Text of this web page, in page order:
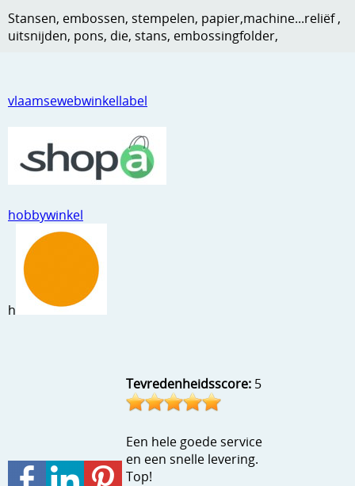
Leuke versieringen
Netjes opbergen
Ponsen
Snijmaterialen
Speciaal papier
Stans machine en embossing machines
Wat nog, een creatief kijkje
vlaamsewebwinkellabel
hobbywinkel
h
Tevredenheidsscore: 5
Een hele goede service
en een snelle levering.
Top!
Stansen, embossen, stempelen, papier,machine...reliëf ,
uitsnijden, pons, die, stans, embossingfolder,